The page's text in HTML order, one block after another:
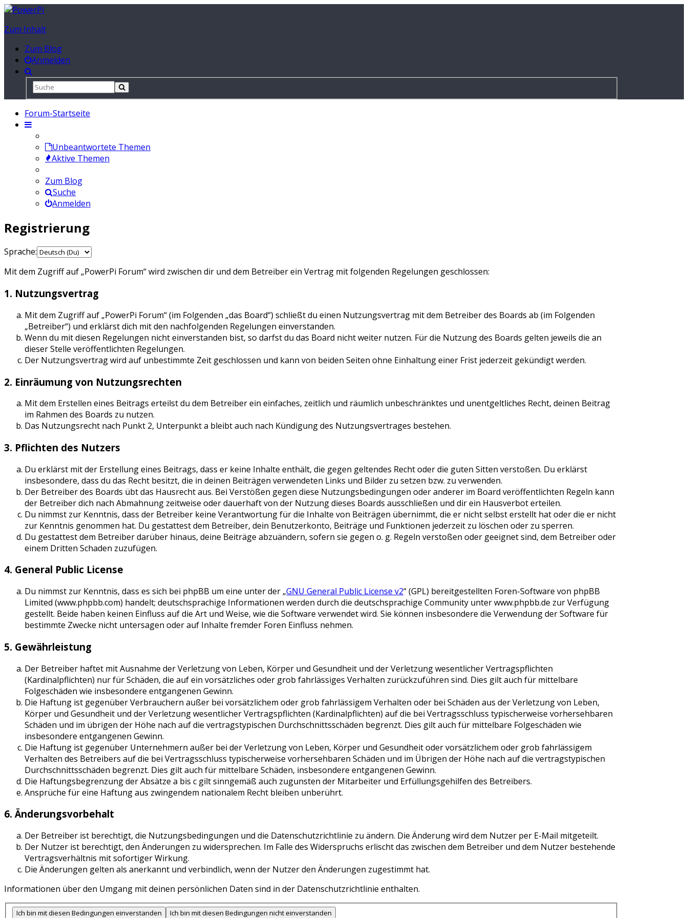
Zum Inhalt
Zum Blog
Anmelden
Forum-Startseite
Unbeantwortete Themen
Aktive Themen
Zum Blog
Suche
Anmelden
Registrierung
Sprache:
Mit dem Zugriff auf „PowerPi Forum“ wird zwischen dir und dem Betreiber ein Vertrag mit folgenden Regelungen geschlossen:
1. Nutzungsvertrag
Mit dem Zugriff auf „PowerPi Forum“ (im Folgenden „das Board“) schließt du einen Nutzungsvertrag mit dem Betreiber des Boards ab (im Folgenden
„Betreiber“) und erklärst dich mit den nachfolgenden Regelungen einverstanden.
Wenn du mit diesen Regelungen nicht einverstanden bist, so darfst du das Board nicht weiter nutzen. Für die Nutzung des Boards gelten jeweils die an
dieser Stelle veröffentlichten Regelungen.
Der Nutzungsvertrag wird auf unbestimmte Zeit geschlossen und kann von beiden Seiten ohne Einhaltung einer Frist jederzeit gekündigt werden.
2. Einräumung von Nutzungsrechten
Mit dem Erstellen eines Beitrags erteilst du dem Betreiber ein einfaches, zeitlich und räumlich unbeschränktes und unentgeltliches Recht, deinen Beitrag
im Rahmen des Boards zu nutzen.
Das Nutzungsrecht nach Punkt 2, Unterpunkt a bleibt auch nach Kündigung des Nutzungsvertrages bestehen.
3. Pflichten des Nutzers
Du erklärst mit der Erstellung eines Beitrags, dass er keine Inhalte enthält, die gegen geltendes Recht oder die guten Sitten verstoßen. Du erklärst
insbesondere, dass du das Recht besitzt, die in deinen Beiträgen verwendeten Links und Bilder zu setzen bzw. zu verwenden.
Der Betreiber des Boards übt das Hausrecht aus. Bei Verstößen gegen diese Nutzungsbedingungen oder anderer im Board veröffentlichten Regeln kann
der Betreiber dich nach Abmahnung zeitweise oder dauerhaft von der Nutzung dieses Boards ausschließen und dir ein Hausverbot erteilen.
Du nimmst zur Kenntnis, dass der Betreiber keine Verantwortung für die Inhalte von Beiträgen übernimmt, die er nicht selbst erstellt hat oder die er nicht
zur Kenntnis genommen hat. Du gestattest dem Betreiber, dein Benutzerkonto, Beiträge und Funktionen jederzeit zu löschen oder zu sperren.
Du gestattest dem Betreiber darüber hinaus, deine Beiträge abzuändern, sofern sie gegen o. g. Regeln verstoßen oder geeignet sind, dem Betreiber oder
einem Dritten Schaden zuzufügen.
4. General Public License
Du nimmst zur Kenntnis, dass es sich bei phpBB um eine unter der „GNU General Public License v2“ (GPL) bereitgestellten Foren-Software von phpBB
Limited (www.phpbb.com) handelt; deutschsprachige Informationen werden durch die deutschsprachige Community unter www.phpbb.de zur Verfügung
gestellt. Beide haben keinen Einfluss auf die Art und Weise, wie die Software verwendet wird. Sie können insbesondere die Verwendung der Software für
bestimmte Zwecke nicht untersagen oder auf Inhalte fremder Foren Einfluss nehmen.
5. Gewährleistung
Der Betreiber haftet mit Ausnahme der Verletzung von Leben, Körper und Gesundheit und der Verletzung wesentlicher Vertragspflichten
(Kardinalpflichten) nur für Schäden, die auf ein vorsätzliches oder grob fahrlässiges Verhalten zurückzuführen sind. Dies gilt auch für mittelbare
Folgeschäden wie insbesondere entgangenen Gewinn.
Die Haftung ist gegenüber Verbrauchern außer bei vorsätzlichem oder grob fahrlässigem Verhalten oder bei Schäden aus der Verletzung von Leben,
Körper und Gesundheit und der Verletzung wesentlicher Vertragspflichten (Kardinalpflichten) auf die bei Vertragsschluss typischerweise vorhersehbaren
Schäden und im übrigen der Höhe nach auf die vertragstypischen Durchschnittsschäden begrenzt. Dies gilt auch für mittelbare Folgeschäden wie
insbesondere entgangenen Gewinn.
Die Haftung ist gegenüber Unternehmern außer bei der Verletzung von Leben, Körper und Gesundheit oder vorsätzlichem oder grob fahrlässigem
Verhalten des Betreibers auf die bei Vertragsschluss typischerweise vorhersehbaren Schäden und im Übrigen der Höhe nach auf die vertragstypischen
Durchschnittsschäden begrenzt. Dies gilt auch für mittelbare Schäden, insbesondere entgangenen Gewinn.
Die Haftungsbegrenzung der Absätze a bis c gilt sinngemäß auch zugunsten der Mitarbeiter und Erfüllungsgehilfen des Betreibers.
Ansprüche für eine Haftung aus zwingendem nationalem Recht bleiben unberührt.
6. Änderungsvorbehalt
Der Betreiber ist berechtigt, die Nutzungsbedingungen und die Datenschutzrichtlinie zu ändern. Die Änderung wird dem Nutzer per E-Mail mitgeteilt.
Der Nutzer ist berechtigt, den Änderungen zu widersprechen. Im Falle des Widerspruchs erlischt das zwischen dem Betreiber und dem Nutzer bestehende
Vertragsverhältnis mit sofortiger Wirkung.
Die Änderungen gelten als anerkannt und verbindlich, wenn der Nutzer den Änderungen zugestimmt hat.
Informationen über den Umgang mit deinen persönlichen Daten sind in der Datenschutzrichtlinie enthalten.